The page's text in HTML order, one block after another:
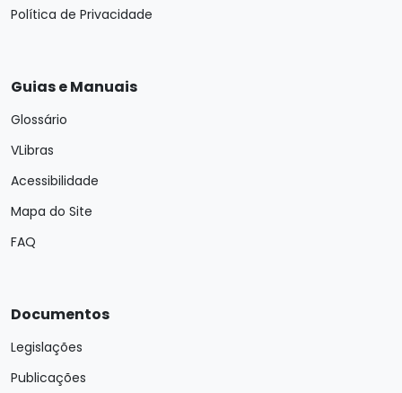
Política de Privacidade
Guias e Manuais
Glossário
VLibras
Acessibilidade
Mapa do Site
FAQ
Documentos
Legislações
Publicações